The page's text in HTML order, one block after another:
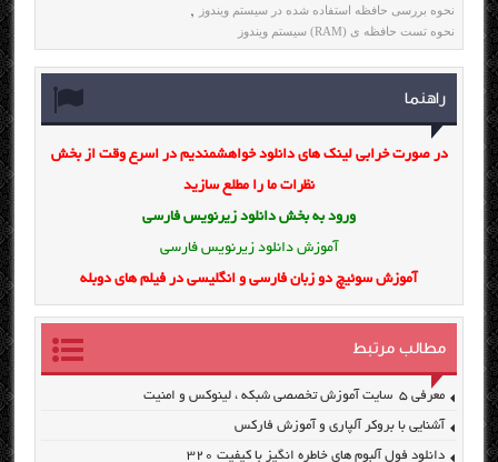
نحوه بررسی حافظه استفاده شده در سیستم ویندوز ,
نحوه تست حافظه ی (RAM) سیستم ویندوز
راهنما
در صورت خرابی لینک های دانلود خواهشمندیم در اسرع وقت از بخش
نظرات ما را مطلع سازید
ورود به بخش دانلود زیرنویس فارسی
آموزش دانلود زیرنویس فارسی
آموزش سوئیچ دو زبان فارسی و انگلیسی در فیلم های دوبله
مطالب مرتبط
معرفی ۵ سایت آموزش تخصصی شبکه ، لینوکس و امنیت
آشنایی با بروکر آلپاری و آموزش فارکس
دانلود فول آلبوم های خاطره انگیز با کیفیت ۳۲۰